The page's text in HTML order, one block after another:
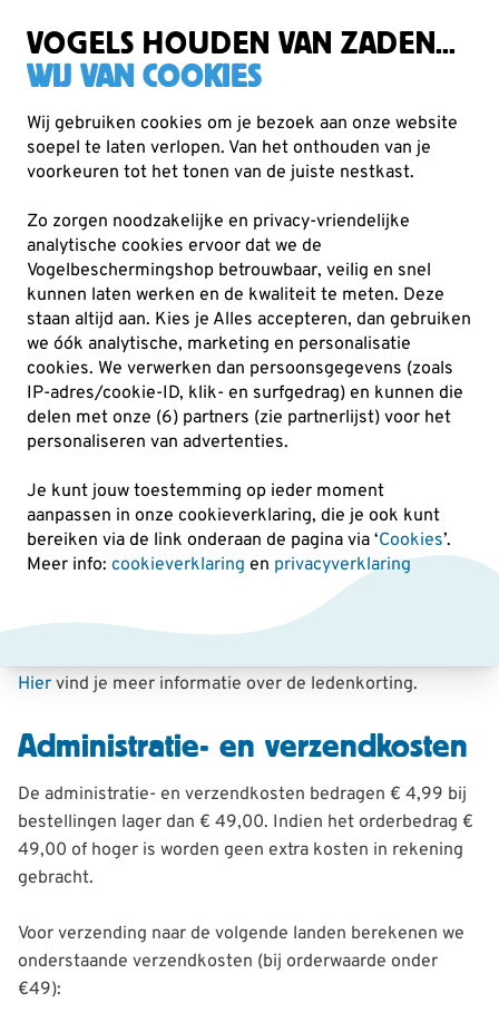
VOGELS HOUDEN VAN ZADEN...
WIJ VAN COOKIES
Wij gebruiken cookies om je bezoek aan onze website
soepel te laten verlopen. Van het onthouden van je
voorkeuren tot het tonen van de juiste nestkast.
Zo zorgen noodzakelijke en privacy-vriendelijke
analytische cookies ervoor dat we de
Vogelbeschermingshop betrouwbaar, veilig en snel
kunnen laten werken en de kwaliteit te meten. Deze
staan altijd aan. Kies je Alles accepteren, dan gebruiken
we óók analytische, marketing en personalisatie
cookies. We verwerken dan persoonsgegevens (zoals
IP-adres/cookie-ID, klik- en surfgedrag) en kunnen die
delen met onze (6) partners (zie partnerlijst) voor het
personaliseren van advertenties.
Je kunt jouw toestemming op ieder moment
aanpassen in onze cookieverklaring, die je ook kunt
bereiken via de link onderaan de pagina via ‘Cookies’.
Meer info: cookieverklaring en privacyverklaring
Bestellen en bezorgen
Bestellen en bezorgen
Bestellen
Bestellen gaat heel eenvoudig. Door bij het betreffende
artikel op de bestelknop ("In winkelmandje") te drukken,
plaats je dit artikel in je winkelmandje. Volg vervolgens de
stappen die op het scherm verschijnen.
Leden van Vogelbescherming Nederland ontvangen
korting op veel artikelen. Om vast te stellen of je voor
deze korting in aanmerking komt, vragen wij je enkele
gegevens te verstrekken. Achteraf kan geen ledenkorting
worden gegeven.
Hier vind je meer informatie over de ledenkorting.
Administratie- en verzendkosten
De administratie- en verzendkosten bedragen € 4,99 bij
bestellingen lager dan € 49,00. Indien het orderbedrag €
49,00 of hoger is worden geen extra kosten in rekening
gebracht.
Voor verzending naar de volgende landen berekenen we
onderstaande verzendkosten (bij orderwaarde onder
€49):